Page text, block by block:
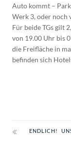
Auto kommt –
Werk 3, oder noch
Für beide TGs gilt
von 19.00 Uhr bis
die Freifläche in
befinden sich
ENDLICH!